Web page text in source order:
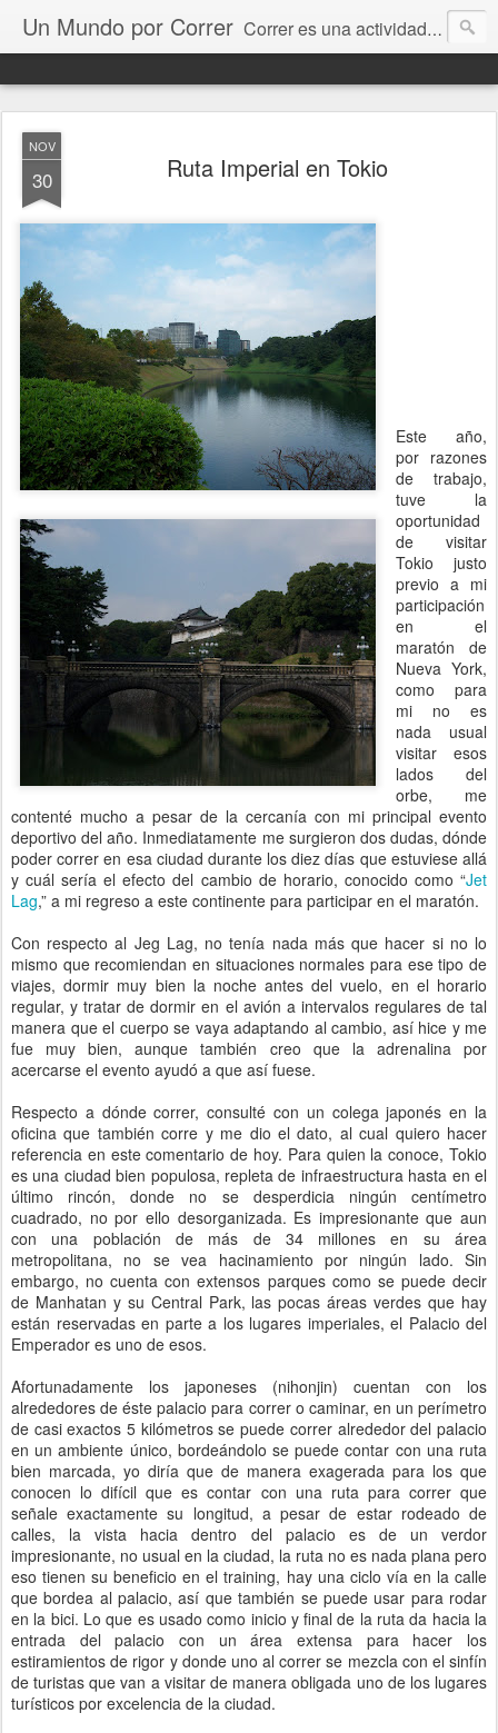
Un Mundo por Correr Correr es una actividad que nos gusta a muchos, y al viajar, bien sea por trabajo, por placer o por una competencia, tenemos todo un mundo por correr. Acá pretendo compartir los lugares donde he corrido y espero recibir sus comentarios e historias de los suyos.
NOV
30 Ruta Imperial en Tokio
Este año,
por razones
de trabajo,
tuve la
oportunidad
de visitar
Tokio justo
previo a mi
participación
en el
maratón de
Nueva York,
como para
mi no es
nada usual
visitar esos
lados del
orbe, me
contenté mucho a pesar de la cercanía con mi principal evento
deportivo del año. Inmediatamente me surgieron dos dudas, dónde
poder correr en esa ciudad durante los diez días que estuviese allá
y cuál sería el efecto del cambio de horario, conocido como “Jet
Lag,” a mi regreso a este continente para participar en el maratón.
Con respecto al Jeg Lag, no tenía nada más que hacer si no lo
mismo que recomiendan en situaciones normales para ese tipo de
viajes, dormir muy bien la noche antes del vuelo, en el horario
regular, y tratar de dormir en el avión a intervalos regulares de tal
manera que el cuerpo se vaya adaptando al cambio, así hice y me
fue muy bien, aunque también creo que la adrenalina por
acercarse el evento ayudó a que así fuese.
Respecto a dónde correr, consulté con un colega japonés en la
oficina que también corre y me dio el dato, al cual quiero hacer
referencia en este comentario de hoy. Para quien la conoce, Tokio
es una ciudad bien populosa, repleta de infraestructura hasta en el
último rincón, donde no se desperdicia ningún centímetro
cuadrado, no por ello desorganizada. Es impresionante que aun
con una población de más de 34 millones en su área
metropolitana, no se vea hacinamiento por ningún lado. Sin
embargo, no cuenta con extensos parques como se puede decir
de Manhatan y su Central Park, las pocas áreas verdes que hay
están reservadas en parte a los lugares imperiales, el Palacio del
Emperador es uno de esos.
Afortunadamente los japoneses (nihonjin) cuentan con los
alrededores de éste palacio para correr o caminar, en un perímetro
de casi exactos 5 kilómetros se puede correr alrededor del palacio
en un ambiente único, bordeándolo se puede contar con una ruta
bien marcada, yo diría que de manera exagerada para los que
conocen lo difícil que es contar con una ruta para correr que
señale exactamente su longitud, a pesar de estar rodeado de
calles, la vista hacia dentro del palacio es de un verdor
impresionante, no usual en la ciudad, la ruta no es nada plana pero
eso tienen su beneficio en el training, hay una ciclo vía en la calle
que bordea al palacio, así que también se puede usar para rodar
en la bici. Lo que es usado como inicio y final de la ruta da hacia la
entrada del palacio con un área extensa para hacer los
estiramientos de rigor y donde uno al correr se mezcla con el sinfín
de turistas que van a visitar de manera obligada uno de los lugares
turísticos por excelencia de la ciudad.